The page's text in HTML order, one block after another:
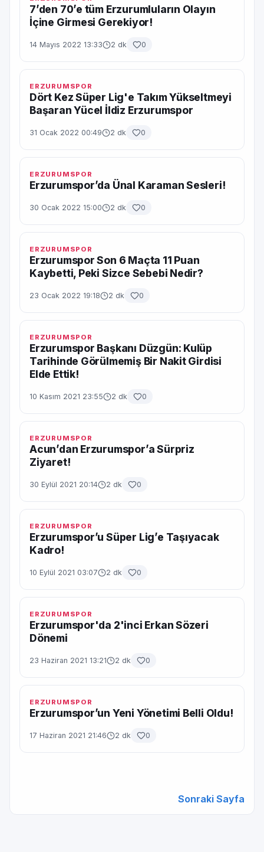
7’den 70’e tüm Erzurumluların Olayın
İçine Girmesi Gerekiyor!
14 Mayıs 2022 13:33 2 dk 0
ERZURUMSPOR
Dört Kez Süper Lig'e Takım Yükseltmeyi
Başaran Yücel İldiz Erzurumspor
31 Ocak 2022 00:49 2 dk 0
ERZURUMSPOR
Erzurumspor’da Ünal Karaman Sesleri!
30 Ocak 2022 15:00 2 dk 0
ERZURUMSPOR
Erzurumspor Son 6 Maçta 11 Puan
Kaybetti, Peki Sizce Sebebi Nedir?
23 Ocak 2022 19:18 2 dk 0
ERZURUMSPOR
Erzurumspor Başkanı Düzgün: Kulüp
Tarihinde Görülmemiş Bir Nakit Girdisi
Elde Ettik!
10 Kasım 2021 23:55 2 dk 0
ERZURUMSPOR
Acun’dan Erzurumspor’a Sürpriz
Ziyaret!
30 Eylül 2021 20:14 2 dk 0
ERZURUMSPOR
Erzurumspor’u Süper Lig’e Taşıyacak
Kadro!
10 Eylül 2021 03:07 2 dk 0
ERZURUMSPOR
Erzurumspor'da 2'inci Erkan Sözeri
Dönemi
23 Haziran 2021 13:21 2 dk 0
ERZURUMSPOR
Erzurumspor’un Yeni Yönetimi Belli Oldu!
17 Haziran 2021 21:46 2 dk 0
Sonraki Sayfa